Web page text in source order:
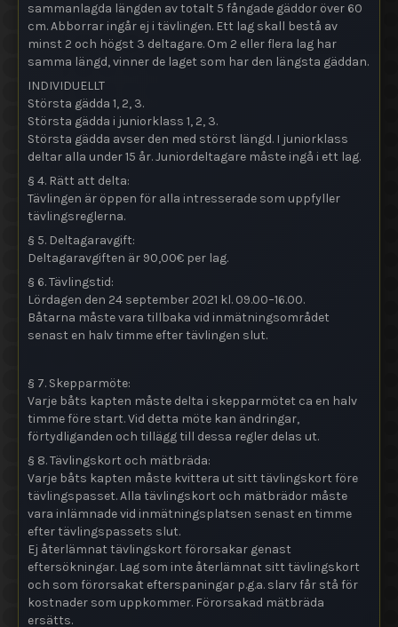
sammanlagda längden av totalt 5 fångade gäddor över 60
cm. Abborrar ingår ej i tävlingen. Ett lag skall bestå av
minst 2 och högst 3 deltagare. Om 2 eller flera lag har
samma längd, vinner de laget som har den längsta gäddan.
INDIVIDUELLT
Största gädda 1, 2, 3.
Största gädda i juniorklass 1, 2, 3.
Största gädda avser den med störst längd. I juniorklass
deltar alla under 15 år. Juniordeltagare måste ingå i ett lag.
§ 4. Rätt att delta:
Tävlingen är öppen för alla intresserade som uppfyller
tävlingsreglerna.
§ 5. Deltagaravgift:
Deltagaravgiften är 90,00€ per lag.
§ 6. Tävlingstid:
Lördagen den 24 september 2021 kl. 09.00–16.00.
Båtarna måste vara tillbaka vid inmätningsområdet
senast en halv timme efter tävlingen slut.
§ 7. Skepparmöte:
Varje båts kapten måste delta i skepparmötet ca en halv
timme före start. Vid detta möte kan ändringar,
förtydliganden och tillägg till dessa regler delas ut.
§ 8. Tävlingskort och mätbräda:
Varje båts kapten måste kvittera ut sitt tävlingskort före
tävlingspasset. Alla tävlingskort och mätbrädor måste
vara inlämnade vid inmätningsplatsen senast en timme
efter tävlingspassets slut.
Ej återlämnat tävlingskort förorsakar genast
eftersökningar. Lag som inte återlämnat sitt tävlingskort
och som förorsakat efterspaningar p.g.a. slarv får stå för
kostnader som uppkommer. Förorsakad mätbräda
ersätts.